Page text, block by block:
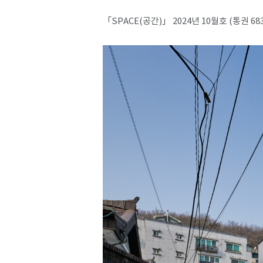
「SPACE(공간)」 2024년 10월호 (통권